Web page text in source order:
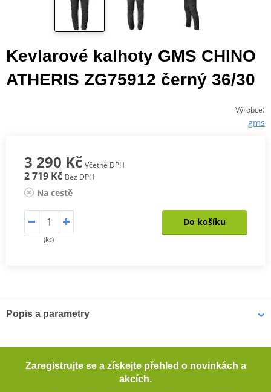
Kevlarové kalhoty GMS CHINO
ATHERIS ZG75912 černý 36/30
Výrobce:
gms
3 290 Kč Včetně DPH
2 719 Kč Bez DPH
Na cestě
(ks)
Do košíku
Popis a parametry
Motorkářské kalhoty se vzhledem business leasure, které můžete
nosit celý den v práci a po práci sednout na motorku a vyrazit na
Zaregistrujte se a získejte přehled o novinkách a
akcích.